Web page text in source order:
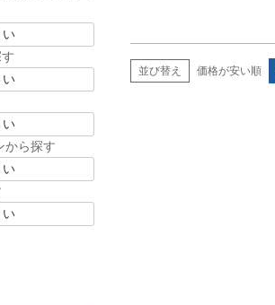
ら探す
並び替え 価格が安い順